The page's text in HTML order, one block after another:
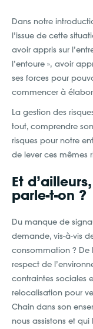
Dans notre
l’issue de cette
avoir appris sur
l’entoure », avoir
ses forces pour
commencer à
La gestion des
tout, comprendre
risques pour notre
de lever ces mêmes
Et
parle-t-on ?
Du manque de
demande, vis-à-vis
consommation ? De
respect de
contraintes sociales
relocalisation pour
Chain dans son
nous assistons et